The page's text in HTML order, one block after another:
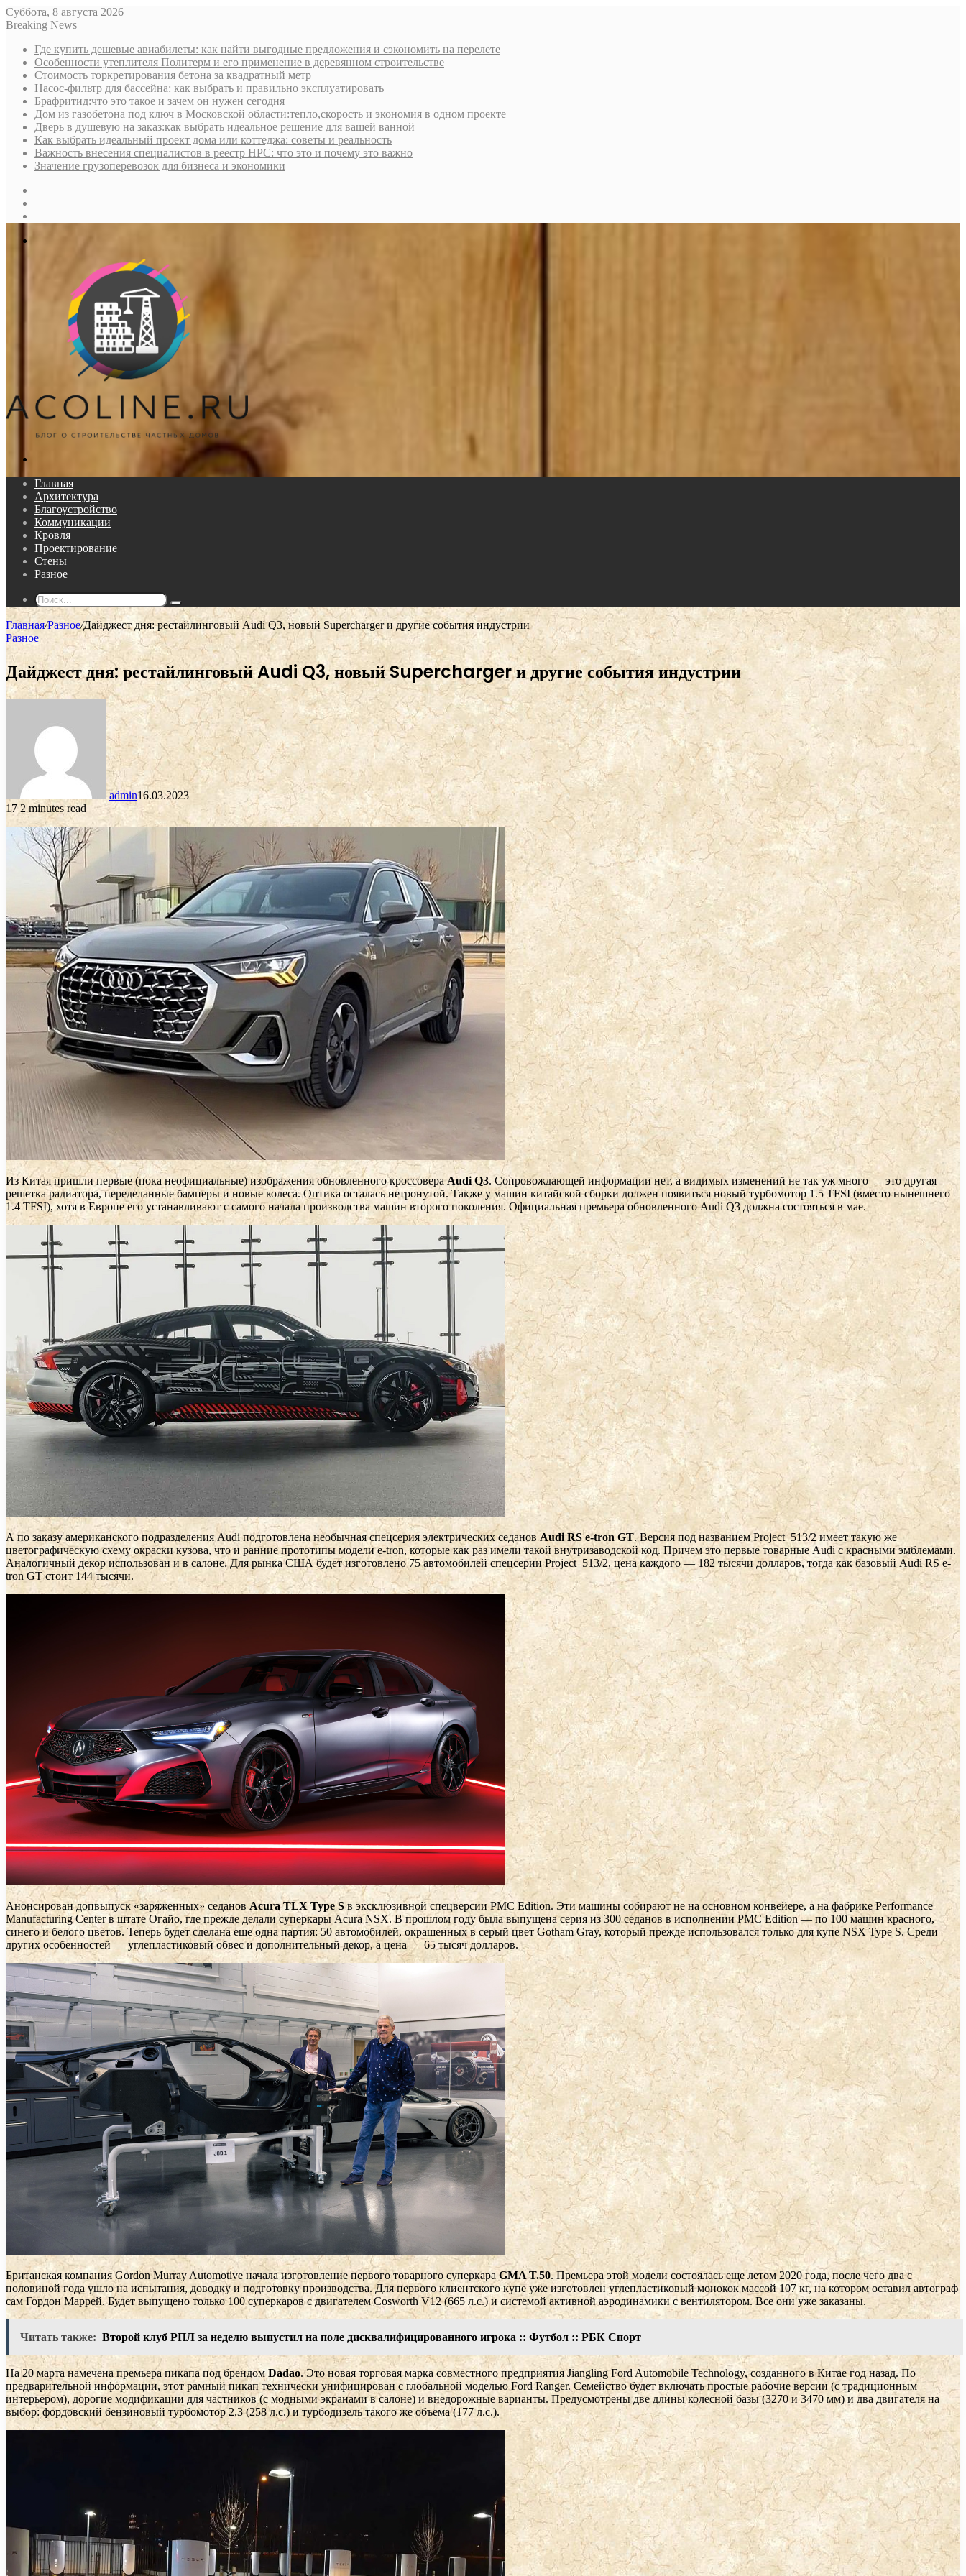
Суббота, 8 августа 2026
Breaking News
Где купить дешевые авиабилеты: как найти выгодные предложения и сэкономить на перелете
Особенности утеплителя Политерм и его применение в деревянном строительстве
Стоимость торкретирования бетона за квадратный метр
Насос-фильтр для бассейна: как выбрать и правильно эксплуатировать
Брафритид:что это такое и зачем он нужен сегодня
Дом из газобетона под ключ в Московской области:тепло,скорость и экономия в одном проекте
Дверь в душевую на заказ:как выбрать идеальное решение для вашей ванной
Как выбрать идеальный проект дома или коттеджа: советы и реальность
Важность внесения специалистов в реестр НРС: что это и почему это важно
Значение грузоперевозок для бизнеса и экономики
Главная
Архитектура
Благоустройство
Коммуникации
Кровля
Проектирование
Стены
Разное
Поиск...
Главная/Разное/Дайджест дня: рестайлинговый Audi Q3, новый Supercharger и другие события индустрии
Разное
Дайджест дня: рестайлинговый Audi Q3, новый Supercharger и другие события индустрии
admin16.03.2023
172 minutes read
Из Китая пришли первые (пока неофициальные) изображения обновленного кроссовераAudi Q3. Сопровождающей информации нет, а видимых изменений не так уж много — это другая
решетка радиатора, переделанные бамперы и новые колеса. Оптика осталась нетронутой. Также у машин китайской сборки должен появиться новый турбомотор 1.5 TFSI (вместо нынешнего
1.4 TFSI), хотя в Европе его устанавливают с самого начала производства машин второго поколения. Официальная премьера обновленного Audi Q3 должна состояться в мае.
А по заказу американского подразделения Audi подготовлена необычная спецсерия электрических седановAudi RS e-tron GT. Версия под названием Project_513/2 имеет такую же
цветографическую схему окраски кузова, что и ранние прототипы модели e-tron, которые как раз имели такой внутризаводской код. Причем это первые товарные Audi c красными эмблемами.
Аналогичный декор использован и в салоне. Для рынка США будет изготовлено 75 автомобилей спецсерии Project_513/2, цена каждого — 182 тысячи долларов, тогда как базовый Audi RS e-
tron GT стоит 144 тысячи.
Анонсирован допвыпуск «заряженных» седановAcura TLX Type Sв эксклюзивной спецверсии PMC Edition. Эти машины собирают не на основном конвейере, а на фабрике Performance
Manufacturing Center в штате Огайо, где прежде делали суперкары Acura NSX. В прошлом году была выпущена серия из 300 седанов в исполнении PMC Edition — по 100 машин красного,
синего и белого цветов. Теперь будет сделана еще одна партия: 50 автомобилей, окрашенных в серый цвет Gotham Gray, который прежде использовался только для купе NSX Type S. Среди
других особенностей — углепластиковый обвес и дополнительный декор, а цена — 65 тысяч долларов.
Британская компания Gordon Murray Automotive начала изготовление первого товарного суперкара GMA T.50. Премьера этой модели состоялась еще летом 2020 года, после чего два с
половиной года ушло на испытания, доводку и подготовку производства. Для первого клиентского купе уже изготовлен углепластиковый монокок массой 107 кг, на котором оставил автограф
сам Гордон Маррей. Будет выпущено только 100 суперкаров с двигателем Cosworth V12 (665 л.с.) и системой активной аэродинамики с вентилятором. Все они уже заказаны.
Читать также: Второй клуб РПЛ за неделю выпустил на поле дисквалифицированного игрока :: Футбол :: РБК Спорт
На 20 марта намечена премьера пикапа под брендомDadao. Это новая торговая марка совместного предприятия Jiangling Ford Automobile Technology, созданного в Китае год назад. По
предварительной информации, этот рамный пикап технически унифицирован с глобальной моделью Ford Ranger. Семейство будет включать простые рабочие версии (с традиционным
интерьером), дорогие модификации для частников (с модными экранами в салоне) и внедорожные варианты. Предусмотрены две длины колесной базы (3270 и 3470 мм) и два двигателя на
выбор: фордовский бензиновый турбомотор 2.3 (258 л.с.) и турбодизель такого же объема (177 л.с.).